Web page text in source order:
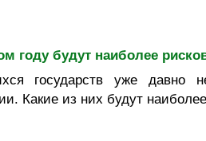
году будут наиболее
государств уже давно
Какие из них будут